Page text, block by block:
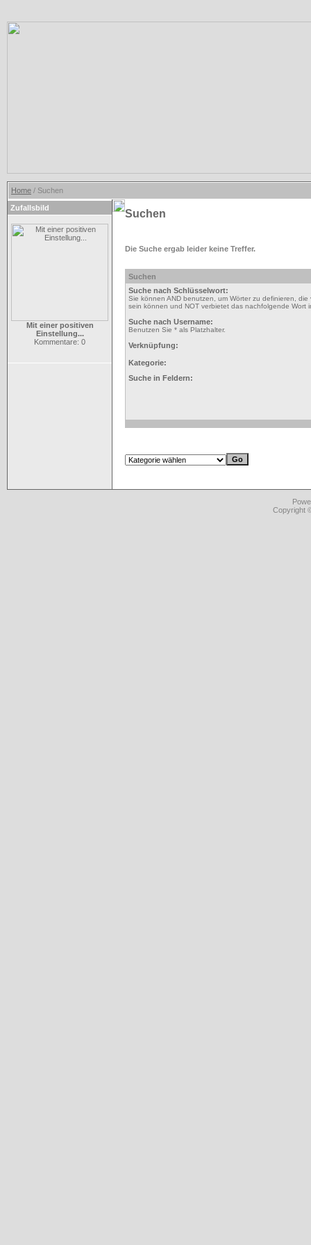
Home / Suchen
Zufallsbild
Mit einer positiven
Einstellung...
Kommentare: 0
Suchen
Die Suche ergab leider keine Treffer.
Suchen
Suche nach Schlüsselwort:
Sie können AND benutzen, um Wörter zu definieren,
sein können und NOT verbietet das nachfolgende Wort
Suche nach Username:
Benutzen Sie * als Platzhalter.
Verknüpfung:
Kategorie:
Suche in Feldern:
Copyright